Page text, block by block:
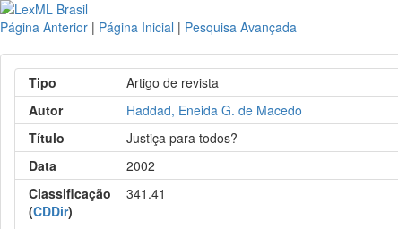
Página Anterior | Página Inicial | Pesquisa Avançada
Tipo
Artigo de revista
Autor
Haddad, Eneida G. de Macedo
Título
Justiça para todos?
Data
2002
Classificação
(CDDir)
341.41